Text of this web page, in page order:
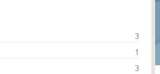
3
1
3